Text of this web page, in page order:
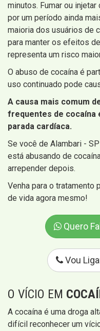
minutos. Fumar ou
por um período ainda
maioria dos usuários de
para manter os efeitos
representa um risco
O abuso de cocaína é
uso continuado pode
A causa mais comum
frequentes de cocaína
parada cardíaca.
Se você de Alambari -
está abusando de
arrepender depois.
Venha para o tratamento
de vida agora mesmo!
Quero
Vou
O VÍCIO EM
A cocaína é uma droga
difícil reconhecer um